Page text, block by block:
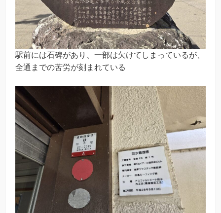
駅前には石碑があり、一部は欠けてしまっているが、
全通までの苦労が刻まれている